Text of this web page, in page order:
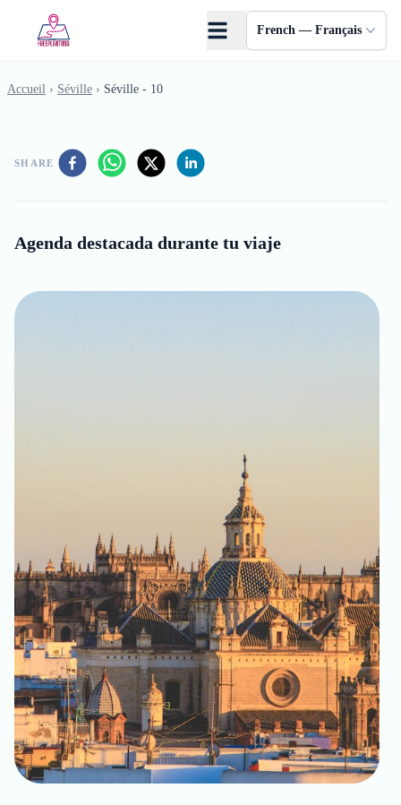
French — Français
Accueil › Séville › Séville - 10
SHARE
Agenda destacada durante tu viaje